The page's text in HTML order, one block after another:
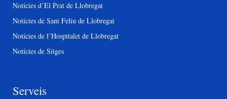
Notícies d’El Prat de Llobregat
Notícies de Sant Feliu de Llobregat
Notícies de l’Hospitalet de Llobregat
Notícies de Sitges
Serveis